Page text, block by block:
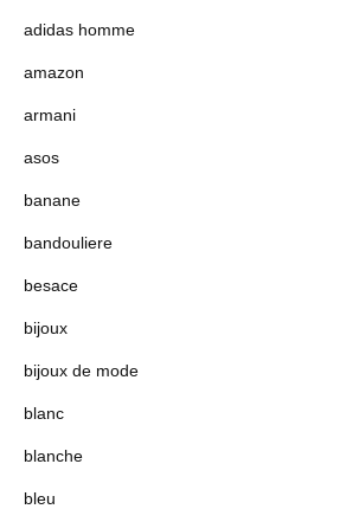
adidas homme
amazon
armani
asos
banane
bandouliere
besace
bijoux
bijoux de mode
blanc
blanche
bleu